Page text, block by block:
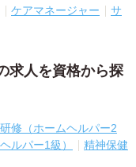
ケアマネージャー
サ
求人を資格から探
修（ホームヘルパー2
ルパー1級）
精神保健